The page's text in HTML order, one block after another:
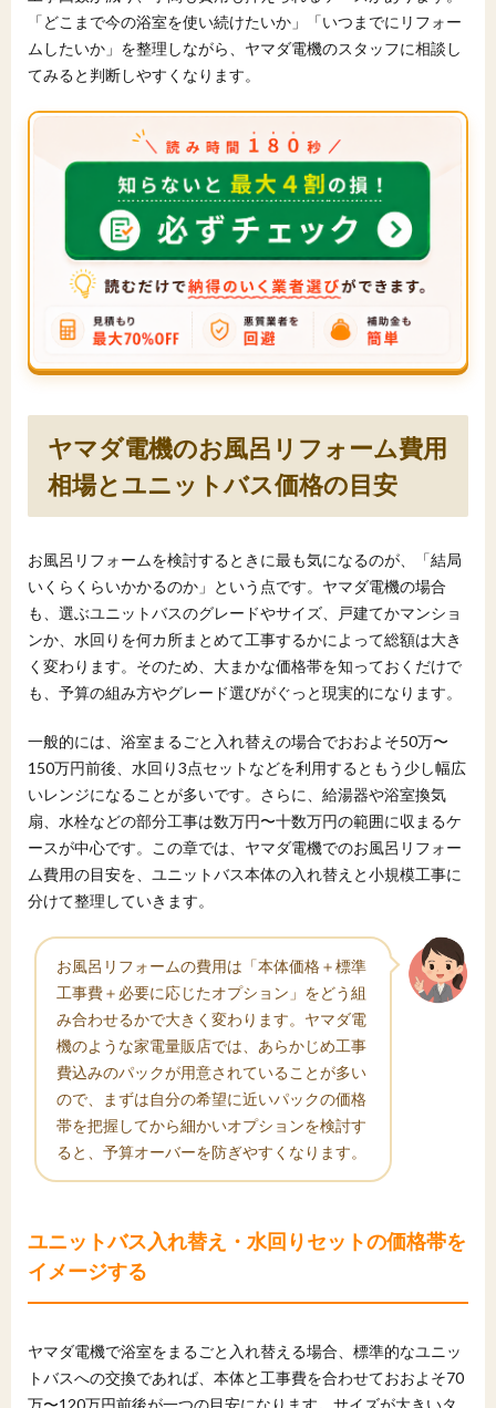
「どこまで今の浴室を使い続けたいか」「いつまでにリフォー
ムしたいか」を整理しながら、ヤマダ電機のスタッフに相談し
てみると判断しやすくなります。
ヤマダ電機のお風呂リフォーム費用
相場とユニットバス価格の目安
お風呂リフォームを検討するときに最も気になるのが、「結局
いくらくらいかかるのか」という点です。ヤマダ電機の場合
も、選ぶユニットバスのグレードやサイズ、戸建てかマンショ
ンか、水回りを何カ所まとめて工事するかによって総額は大き
く変わります。そのため、大まかな価格帯を知っておくだけで
も、予算の組み方やグレード選びがぐっと現実的になります。
一般的には、浴室まるごと入れ替えの場合でおおよそ50万〜
150万円前後、水回り3点セットなどを利用するともう少し幅広
いレンジになることが多いです。さらに、給湯器や浴室換気
扇、水栓などの部分工事は数万円〜十数万円の範囲に収まるケ
ースが中心です。この章では、ヤマダ電機でのお風呂リフォー
ム費用の目安を、ユニットバス本体の入れ替えと小規模工事に
分けて整理していきます。
お風呂リフォームの費用は「本体価格＋標準
工事費＋必要に応じたオプション」をどう組
み合わせるかで大きく変わります。ヤマダ電
機のような家電量販店では、あらかじめ工事
費込みのパックが用意されていることが多い
ので、まずは自分の希望に近いパックの価格
帯を把握してから細かいオプションを検討す
ると、予算オーバーを防ぎやすくなります。
ユニットバス入れ替え・水回りセットの価格帯を
イメージする
ヤマダ電機で浴室をまるごと入れ替える場合、標準的なユニッ
トバスへの交換であれば、本体と工事費を合わせておおよそ70
万〜120万円前後が一つの目安になります。サイズが大きいタ